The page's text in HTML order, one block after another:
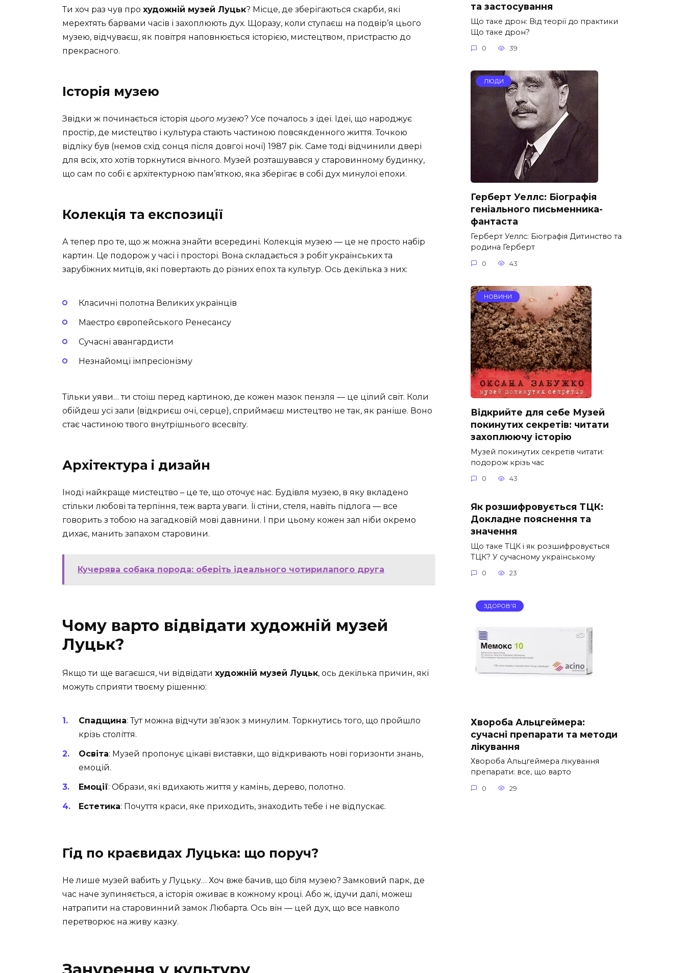
Ти хоч раз чув про художній музей Луцьк? Місце, де зберігаються скарби, які
мерехтять барвами часів і захоплюють дух. Щоразу, коли ступаєш на подвір’я цього
музею, відчуваєш, як повітря наповнюється історією, мистецтвом, пристрастю до
прекрасного.
Історія музею
Звідки ж починається історія цього музею? Усе почалось з ідеї. Ідеї, що народжує
простір, де мистецтво і культура стають частиною повсякденного життя. Точкою
відліку був (немов схід сонця після довгої ночі) 1987 рік. Саме тоді відчинили двері
для всіх, хто хотів торкнутися вічного. Музей розташувався у старовинному будинку,
що сам по собі є архітектурною пам’яткою, яка зберігає в собі дух минулої епохи.
Колекція та експозиції
А тепер про те, що ж можна знайти всередині. Колекція музею — це не просто набір
картин. Це подорож у часі і просторі. Вона складається з робіт українських та
зарубіжних митців, які повертають до різних епох та культур. Ось декілька з них:
Класичні полотна Великих українців
Маестро європейського Ренесансу
Сучасні авангардисти
Незнайомці імпресіонізму
Тільки уяви… ти стоїш перед картиною, де кожен мазок пензля — це цілий світ. Коли
обійдеш усі зали (відкриєш очі, серце), сприймаєш мистецтво не так, як раніше. Воно
стає частиною твого внутрішнього всесвіту.
Архітектура і дизайн
Іноді найкраще мистецтво – це те, що оточує нас. Будівля музею, в яку вкладено
стільки любові та терпіння, теж варта уваги. Її стіни, стеля, навіть підлога — все
говорить з тобою на загадковій мові давнини. І при цьому кожен зал ніби окремо
дихає, манить запахом старовини.
Кучерява собака порода: оберіть ідеального чотирилапого друга
Чому варто відвідати художній музей
Луцьк?
Якщо ти ще вагаєшся, чи відвідати художній музей Луцьк, ось декілька причин, які
можуть сприяти твоєму рішенню:
Спадщина: Тут можна відчути зв’язок з минулим. Торкнутись того, що пройшло
крізь століття.
Освіта: Музей пропонує цікаві виставки, що відкривають нові горизонти знань,
емоцій.
Емоції: Образи, які вдихають життя у камінь, дерево, полотно.
Естетика: Почуття краси, яке приходить, знаходить тебе і не відпускає.
Гід по краєвидах Луцька: що поруч?
Не лише музей вабить у Луцьку… Хоч вже бачив, що біля музею? Замковий парк, де
час наче зупиняється, а історія оживає в кожному кроці. Або ж, ідучи далі, можеш
натрапити на старовинний замок Любарта. Ось він — цей дух, що все навколо
перетворює на живу казку.
та застосування
Що таке дрон: Від теорії до практики
Що таке дрон?
0 39
ЛЮДИ
Герберт Уеллс: Біографія
геніального письменника-
фантаста
Герберт Уеллс: Біографія Дитинство та
родина Герберт
0 43
НОВИНИ
Відкрийте для себе Музей
покинутих секретів: читати
захоплюючу історію
Музей покинутих секретів читати:
подорож крізь час
0 43
Як розшифровується ТЦК:
Докладне пояснення та
значення
Що таке ТЦК і як розшифровується
ТЦК? У сучасному українському
0 23
ЗДОРОВ'Я
Хвороба Альцгеймера:
сучасні препарати та методи
лікування
Хвороба Альцгеймера лікування
препарати: все, що варто
0 29